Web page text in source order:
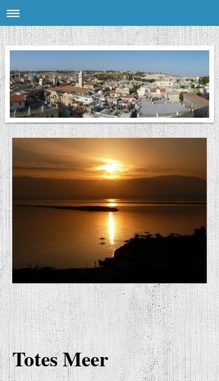
Totes Meer